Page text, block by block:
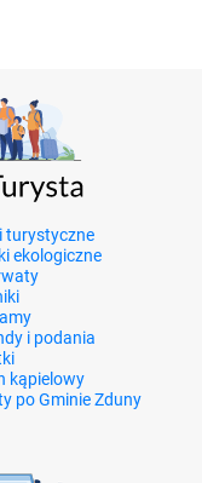
turystyczne
ekologiczne
i podania
kąpielowy
po Gminie Zduny